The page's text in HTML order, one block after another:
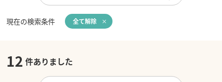
現在の検索条件 全て解除
12 件ありました